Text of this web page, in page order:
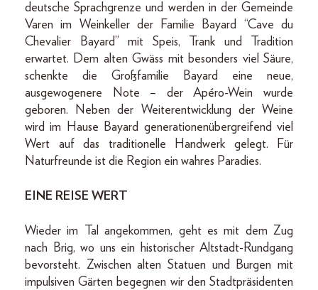
deutsche Sprachgrenze und werden in der Gemeinde
Varen im Weinkeller der Familie Bayard “Cave du
Chevalier Bayard” mit Speis, Trank und Tradition
erwartet. Dem alten Gwäss mit besonders viel Säure,
schenkte die Großfamilie Bayard eine neue,
ausgewogenere Note – der Apéro-Wein wurde
geboren. Neben der Weiterentwicklung der Weine
wird im Hause Bayard generationenübergreifend viel
Wert auf das traditionelle Handwerk gelegt. Für
Naturfreunde ist die Region ein wahres Paradies.
EINE REISE WERT
Wieder im Tal angekommen, geht es mit dem Zug
nach Brig, wo uns ein historischer Altstadt-Rundgang
bevorsteht. Zwischen alten Statuen und Burgen mit
impulsiven Gärten begegnen wir den Stadtpräsidenten